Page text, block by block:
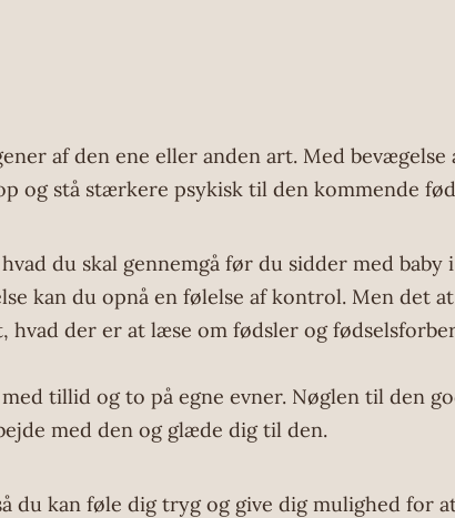
af den ene eller anden art. Med
og stå stærkere psykisk til den kommende
du skal gennemgå før du sidder med baby
kan du opnå en følelse af kontrol. Men det
der er at læse om fødsler og
tillid og to på egne evner. Nøglen til den
med den og glæde dig til den.
kan føle dig tryg og give dig mulighed for